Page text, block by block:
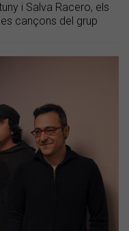
i Salva Racero, els
cançons del grup